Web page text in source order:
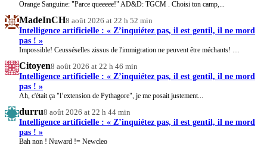
Orange Sanguine: "Parce queeeee!" AD&D: TGCM . Choisi ton camp,...
MadeInCH8 août 2026 at 22 h 52 min
Intelligence artificielle : « Z’inquiétez pas, il est gentil, il ne mord
pas ! »
Impossible! Ceusséselles zissus de l'immigration ne peuvent être méchants! ....
Citoyen8 août 2026 at 22 h 46 min
Intelligence artificielle : « Z’inquiétez pas, il est gentil, il ne mord
pas ! »
Ah, c'était ça "l’extension de Pythagore", je me posait justement...
durru8 août 2026 at 22 h 44 min
Intelligence artificielle : « Z’inquiétez pas, il est gentil, il ne mord
pas ! »
Bah non ! Nuward != Newcleo